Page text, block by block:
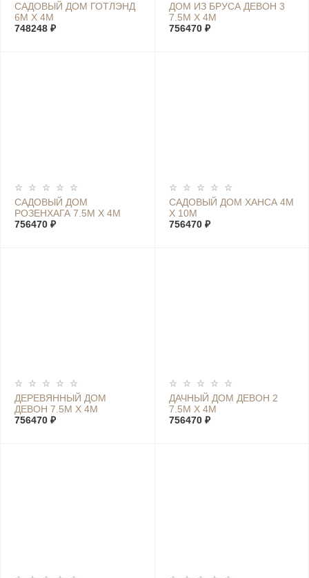
САДОВЫЙ ДОМ ГОТЛЭНД
6М Х 4М
748248 ₽
ДОМ ИЗ БРУСА ДЕВОН 3
7.5М Х 4М
756470 ₽
САДОВЫЙ ДОМ
РОЗЕНХАГА 7.5М Х 4М
756470 ₽
САДОВЫЙ ДОМ ХАНСА 4М
Х 10М
756470 ₽
ДЕРЕВЯННЫЙ ДОМ
ДЕВОН 7.5М Х 4М
756470 ₽
ДАЧНЫЙ ДОМ ДЕВОН 2
7.5М Х 4М
756470 ₽